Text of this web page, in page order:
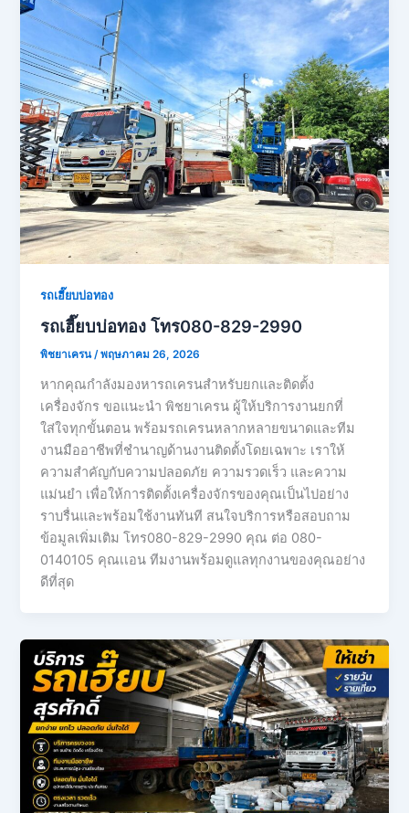
รถเฮี๊ยบบ่อทอง
รถเฮี๊ยบบ่อทอง โทร080-829-2990
พิชยาเครน/พฤษภาคม 26, 2026
หากคุณกำลังมองหารถเครนสำหรับยกและติดตั้ง
เครื่องจักร ขอแนะนำ พิชยาเครน ผู้ให้บริการงานยกที่
ใส่ใจทุกขั้นตอน พร้อมรถเครนหลากหลายขนาดและทีม
งานมืออาชีพที่ชำนาญด้านงานติดตั้งโดยเฉพาะ เราให้
ความสำคัญกับความปลอดภัย ความรวดเร็ว และความ
แม่นยำ เพื่อให้การติดตั้งเครื่องจักรของคุณเป็นไปอย่าง
ราบรื่นและพร้อมใช้งานทันที สนใจบริการหรือสอบถาม
ข้อมูลเพิ่มเติม โทร080-829-2990 คุณ ต่อ 080-
0140105 คุณเเอน ทีมงานพร้อมดูแลทุกงานของคุณอย่าง
ดีที่สุด